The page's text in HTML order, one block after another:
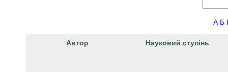
А Б
Автор Науковий ступінь